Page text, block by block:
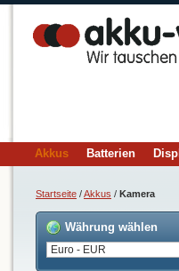
Akkus Batterien
Startseite /Akkus / Kamera
Währung wählen